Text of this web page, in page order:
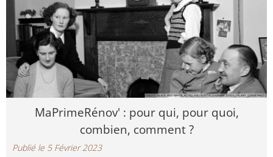
MaPrimeRénov' : pour qui, pour quoi,
combien, comment ?
Publié le 5 Février 2023